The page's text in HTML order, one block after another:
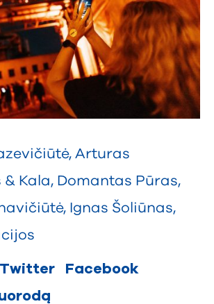
, Arturas
Kala, Domantas Pūras,
, Ignas Šoliūnas,
Twitter
Facebook